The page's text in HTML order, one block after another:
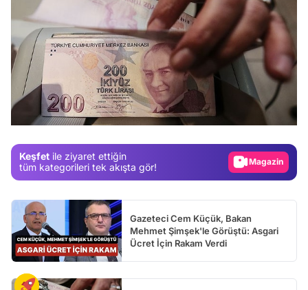
Keşfet ile ziyaret ettiğin
tüm kategorileri tek akışta gör!
Video
Test
Magazin
Gazeteci Cem Küçük, Bakan
Mehmet Şimşek'le Görüştü: Asgari
Ücret İçin Rakam Verdi